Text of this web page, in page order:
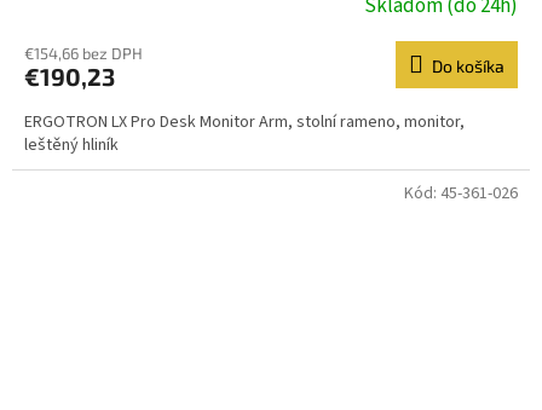
Skladom (do 24h)
€154,66 bez DPH
€190,23 Do košíka
ERGOTRON LX Pro Desk Monitor Arm, stolní rameno, monitor,
leštěný hliník
Kód: 45-361-026